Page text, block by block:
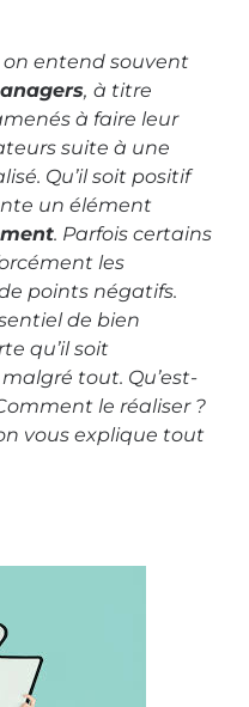
entend souvent
, à titre
à faire leur
suite à une
Qu’il soit positif
un élément
. Parfois certains
les
points négatifs.
de bien
qu’il soit
tout. Qu’est-
le réaliser ?
vous explique tout